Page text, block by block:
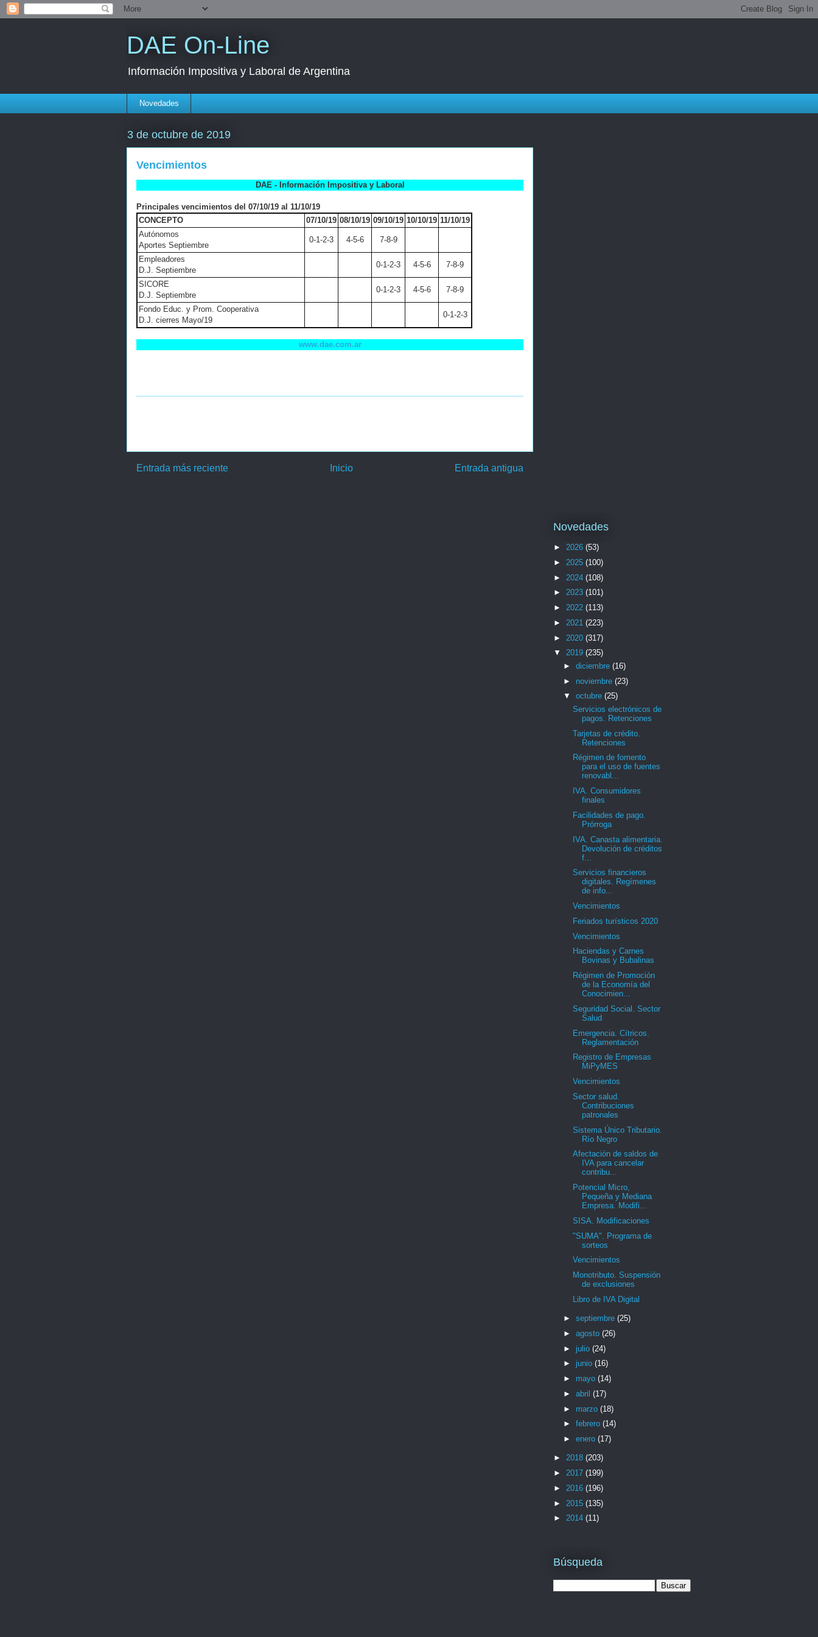
DAE On-Line
Información Impositiva y Laboral de Argentina
Novedades
3 de octubre de 2019
Vencimientos
DAE - Información Impositiva y Laboral
Principales vencimientos del 07/10/19 al 11/10/19
CONCEPTO
07/10/19 08/10/19 09/10/19 10/10/19 11/10/19
Autónomos
Aportes Septiembre
0-1-2-3 4-5-6 7-8-9
Empleadores
D.J. Septiembre
0-1-2-3 4-5-6 7-8-9
SICORE
D.J. Septiembre
0-1-2-3 4-5-6 7-8-9
Fondo Educ. y Prom. Cooperativa
D.J. cierres Mayo/19
0-1-2-3
www.dae.com.ar
Entrada más reciente Entrada antigua
Inicio
Novedades
► 2026 (53)
► 2025 (100)
► 2024 (108)
► 2023 (101)
► 2022 (113)
► 2021 (223)
► 2020 (317)
▼ 2019 (235)
► diciembre (16)
► noviembre (23)
▼ octubre (25)
Servicios electrónicos de
pagos. Retenciones
Tarjetas de crédito.
Retenciones
Régimen de fomento
para el uso de fuentes
renovabl...
IVA. Consumidores
finales
Facilidades de pago.
Prórroga
IVA. Canasta alimentaria.
Devolución de créditos
f...
Servicios financieros
digitales. Regímenes
de info...
Vencimientos
Feriados turísticos 2020
Vencimientos
Haciendas y Carnes
Bovinas y Bubalinas
Régimen de Promoción
de la Economía del
Conocimien...
Seguridad Social. Sector
Salud
Emergencia. Cítricos.
Reglamentación
Registro de Empresas
MiPyMES
Vencimientos
Sector salud.
Contribuciones
patronales
Sistema Único Tributario.
Río Negro
Afectación de saldos de
IVA para cancelar
contribu...
Potencial Micro,
Pequeña y Mediana
Empresa. Modifi...
SISA. Modificaciones
"SUMA". Programa de
sorteos
Vencimientos
Monotributo. Suspensión
de exclusiones
Libro de IVA Digital
► septiembre (25)
► agosto (26)
► julio (24)
► junio (16)
► mayo (14)
► abril (17)
► marzo (18)
► febrero (14)
► enero (17)
► 2018 (203)
► 2017 (199)
► 2016 (196)
► 2015 (135)
► 2014 (11)
Búsqueda